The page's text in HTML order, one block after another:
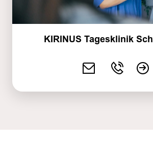
KIRINUS Tagesklinik